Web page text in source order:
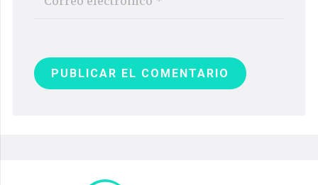
PUBLICAR EL COMENTARIO